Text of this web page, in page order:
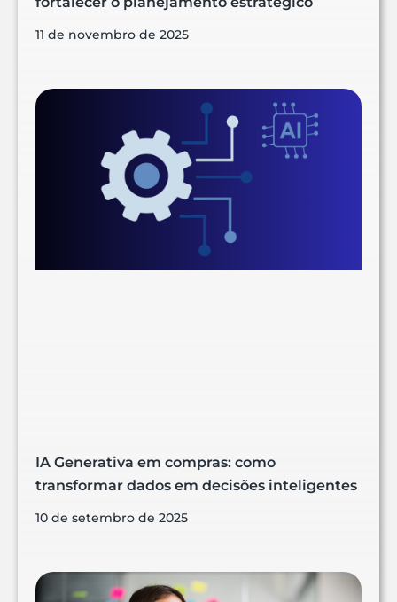
11 de novembro de 2025
IA Generativa em compras: como
transformar dados em decisões inteligentes
10 de setembro de 2025